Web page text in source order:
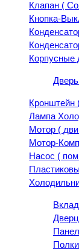
Клапан (
Кнопка-
Корпусные
Кронштейн
Лампа
Мотор (
Мотор-
Насос (